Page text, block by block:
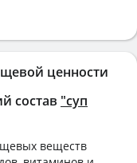
ценности
состав "суп
веществ